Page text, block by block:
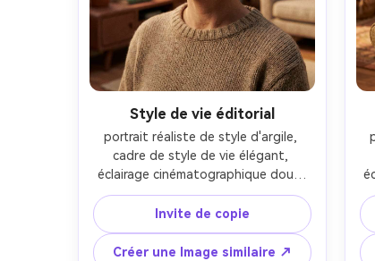
Style de vie éditorial
portrait réaliste de style d'argile,
cadre de style de vie élégant,
éclairage cinématographique doux,
objectif 85 mm, profondeur de
champ peu profonde, composition
éditoriale, texture naturelle de la
peau-AR 4:5
Invite de copie
Créer une Image similaire ↗